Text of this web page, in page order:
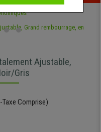
Ajustable,
Gris
Taxe Comprise)